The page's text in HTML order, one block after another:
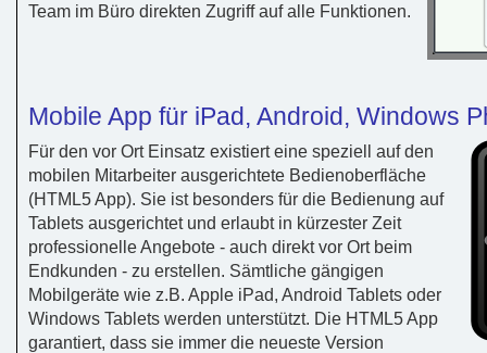
Team im Büro direkten Zugriff auf alle Funktionen.
Mobile App für iPad, Android, Windows
Für den vor Ort Einsatz existiert eine speziell auf den
mobilen Mitarbeiter ausgerichtete Bedienoberfläche
(HTML5 App). Sie ist besonders für die Bedienung auf
Tablets ausgerichtet und erlaubt in kürzester Zeit
professionelle Angebote - auch direkt vor Ort beim
Endkunden - zu erstellen. Sämtliche gängigen
Mobilgeräte wie z.B. Apple iPad, Android Tablets oder
Windows Tablets werden unterstützt. Die HTML5 App
garantiert, dass sie immer die neueste Version